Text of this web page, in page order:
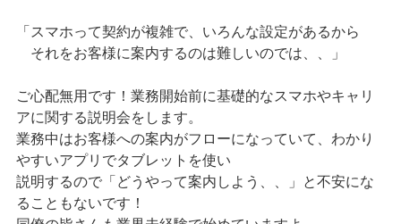
「スマホって契約が複雑で、いろんな設定があるから
それをお客様に案内するのは難しいのでは、、」
ご心配無用です！業務開始前に基礎的なスマホやキャリ
アに関する説明会をします。
業務中はお客様への案内がフローになっていて、わかり
やすいアプリでタブレットを使い
説明するので「どうやって案内しよう、、」と不安にな
ることもないです！